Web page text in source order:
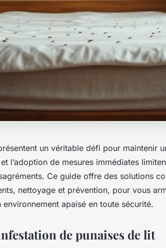
un véritable défi pour maintenir
l’adoption de mesures immédiates
Ce guide offre des solutions
nettoyage et prévention, pour vous
apaisé en toute sécurité.
de punaises de lit